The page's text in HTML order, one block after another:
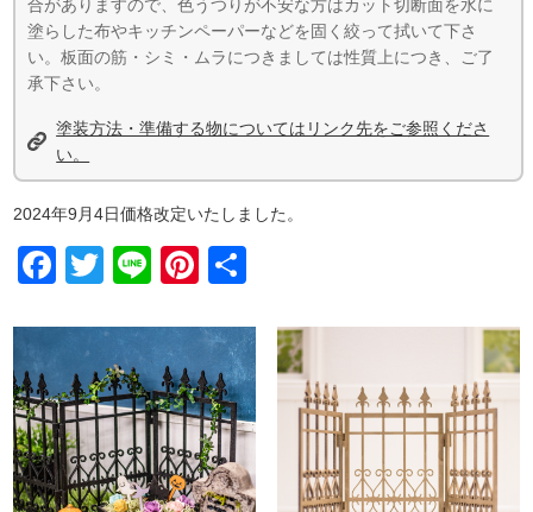
合がありますので、色うつりが不安な方はカット切断面を水に
塗らした布やキッチンペーパーなどを固く絞って拭いて下さ
い。板面の筋・シミ・ムラにつきましては性質上につき、ご了
承下さい。
塗装方法・準備する物についてはリンク先をご参照くださ
い。
2024年9月4日価格改定いたしました。
Facebook
Twitter
LinePinterest